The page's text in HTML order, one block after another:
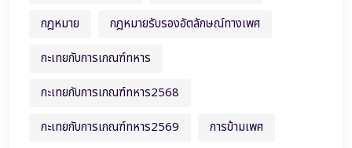
กฎหมาย
กฎหมายรับรองอัตลักษณ์ทางเพศ
กะเทยกับการเกณฑ์ทหาร
กะเทยกับการเกณฑ์ทหาร2568
กะเทยกับการเกณฑ์ทหาร2569
การข้ามเพศ